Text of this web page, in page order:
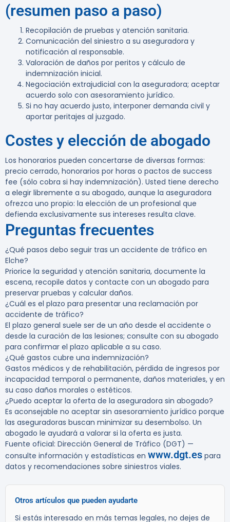
(resumen paso a paso)
Recopilación de pruebas y atención sanitaria.
Comunicación del siniestro a su aseguradora y
notificación al responsable.
Valoración de daños por peritos y cálculo de
indemnización inicial.
Negociación extrajudicial con la aseguradora; aceptar
acuerdo solo con asesoramiento jurídico.
Si no hay acuerdo justo, interponer demanda civil y
aportar peritajes al juzgado.
Costes y elección de abogado
Los honorarios pueden concertarse de diversas formas:
precio cerrado, honorarios por horas o pactos de success
fee (sólo cobra si hay indemnización). Usted tiene derecho
a elegir libremente a su abogado, aunque la aseguradora
ofrezca uno propio: la elección de un profesional que
defienda exclusivamente sus intereses resulta clave.
Preguntas frecuentes
¿Qué pasos debo seguir tras un accidente de tráfico en
Elche?
Priorice la seguridad y atención sanitaria, documente la
escena, recopile datos y contacte con un abogado para
preservar pruebas y calcular daños.
¿Cuál es el plazo para presentar una reclamación por
accidente de tráfico?
El plazo general suele ser de un año desde el accidente o
desde la curación de las lesiones; consulte con su abogado
para confirmar el plazo aplicable a su caso.
¿Qué gastos cubre una indemnización?
Gastos médicos y de rehabilitación, pérdida de ingresos por
incapacidad temporal o permanente, daños materiales, y en
su caso daños morales o estéticos.
¿Puedo aceptar la oferta de la aseguradora sin abogado?
Es aconsejable no aceptar sin asesoramiento jurídico porque
las aseguradoras buscan minimizar su desembolso. Un
abogado le ayudará a valorar si la oferta es justa.
Fuente oficial: Dirección General de Tráfico (DGT) —
consulte información y estadísticas en www.dgt.es para
datos y recomendaciones sobre siniestros viales.
Otros artículos que pueden ayudarte
Si estás interesado en más temas legales, no dejes de